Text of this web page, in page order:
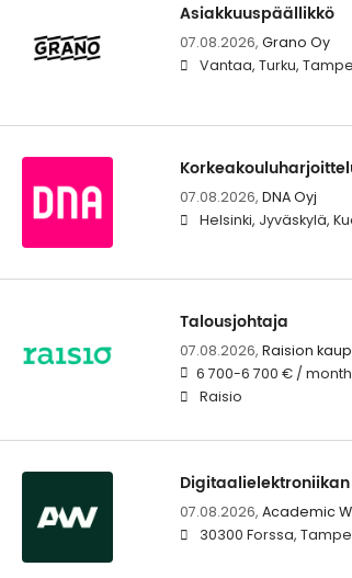
Asiakkuuspäällikkö
07.08.2026, Grano Oy
Vantaa, Turku,
07.08.2026, DNA Oyj
Helsinki, Jyväskylä,
Talousjohtaja
07.08.2026, Raision
6 700-6 700 € / month
Raisio
07.08.2026, Academic
30300 Forssa,